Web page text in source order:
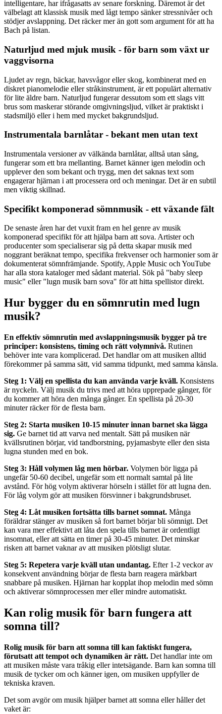
intelligentare, har ifrågasatts av senare forskning. Däremot är det
välbelagt att klassisk musik med lågt tempo sänker stressnivåer och
stödjer avslappning. Det räcker mer än gott som argument för att ha
Bach på listan.
Naturljud med mjuk musik - för barn som växt ur
vaggvisorna
Ljudet av regn, bäckar, havsvågor eller skog, kombinerat med en
diskret pianomelodie eller stråkinstrument, är ett populärt alternativ
för lite äldre barn. Naturljud fungerar dessutom som ett slags vitt
brus som maskerar störande omgivningsljud, vilket är praktiskt i
stadsmiljö eller i hem med mycket bakgrundsljud.
Instrumentala barnlåtar - bekant men utan text
Instrumentala versioner av välkända barnlåtar, alltså utan sång,
fungerar som ett bra mellanting. Barnet känner igen melodin och
upplever den som bekant och trygg, men det saknas text som
engagerar hjärnan i att processera ord och meningar. Det är en subtil
men viktig skillnad.
Specifikt komponerad sömnmusik - ett växande fält
De senaste åren har det vuxit fram en hel genre av musik
komponerad specifikt för att hjälpa barn att sova. Artister och
producenter som specialiserar sig på detta skapar musik med
noggrant beräknat tempo, specifika frekvenser och harmonier som är
dokumenterat sömnfrämjande. Spotify, Apple Music och YouTube
har alla stora kataloger med sådant material. Sök på "baby sleep
music" eller "lugn musik barn sova" för att hitta spellistor direkt.
Hur bygger du en sömnrutin med lugn
musik?
En effektiv sömnrutin med avslappningsmusik bygger på tre
principer: konsistens, timing och rätt volymnivå. Rutinen
behöver inte vara komplicerad. Det handlar om att musiken alltid
förekommer på samma sätt, vid samma tidpunkt, med samma känsla.
Steg 1: Välj en spellista du kan använda varje kväll. Konsistens
är nyckeln. Välj musik du trivs med att höra upprepade gånger, för
du kommer att höra den många gånger. En spellista på 20-30
minuter räcker för de flesta barn.
Steg 2: Starta musiken 10-15 minuter innan barnet ska lägga
sig. Ge barnet tid att varva ned mentalt. Sätt på musiken när
kvällsrutinen börjar, vid tandborstning, pyjamasbyte eller den sista
lugna stunden med en bok.
Steg 3: Håll volymen låg men hörbar. Volymen bör ligga på
ungefär 50-60 decibel, ungefär som ett normalt samtal på lite
avstånd. För hög volym aktiverar hörseln i stället för att lugna den.
För låg volym gör att musiken försvinner i bakgrundsbruset.
Steg 4: Låt musiken fortsätta tills barnet somnat. Många
föräldrar stänger av musiken så fort barnet börjar bli sömnigt. Det
kan vara mer effektivt att låta den spela tills barnet är ordentligt
insomnat, eller att sätta en timer på 30-45 minuter. Det minskar
risken att barnet vaknar av att musiken plötsligt slutar.
Steg 5: Repetera varje kväll utan undantag. Efter 1-2 veckor av
konsekvent användning börjar de flesta barn reagera märkbart
snabbare på musiken. Hjärnan har kopplat ihop melodin med sömn
och aktiverar sömnprocessen mer eller mindre automatiskt.
Kan rolig musik för barn fungera att
somna till?
Rolig musik för barn att somna till kan faktiskt fungera,
förutsatt att tempot och dynamiken är rätt. Det handlar inte om
att musiken måste vara tråkig eller intetsägande. Barn kan somna till
musik de tycker om och känner igen, om musiken uppfyller de
tekniska kraven.
Det som avgör om musik hjälper barnet att somna eller håller det
vaket är: